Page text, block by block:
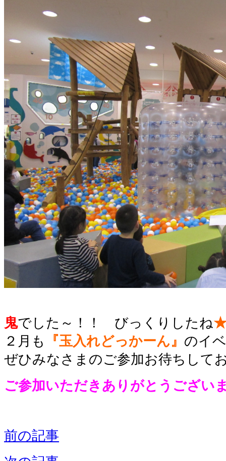
鬼でした～！！ びっくりしたね
２月も
『玉入れどっかーん』 のイ
ぜひみなさまのご参加お待ちして
ご参加いただきありがとうござい
前の記事